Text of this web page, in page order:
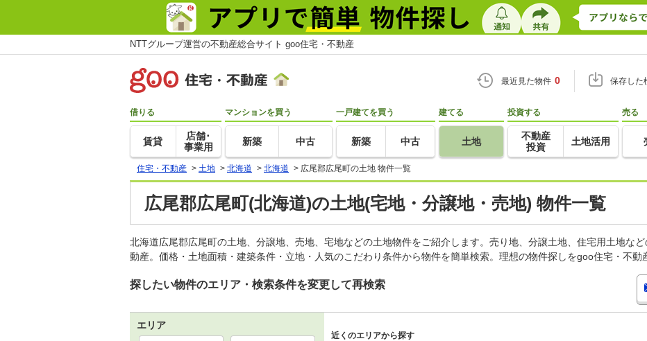
NTTグループ運営の不動産総合サイト goo住宅・不動産
最近見た物件 0 保存した
借りる
賃貸
店舗･
事業用
マンションを買う
新築 中古
一戸建てを買う
新築 中古
建てる
土地
投資する
不動産
投資
土地活用
売る
住宅・不動産 > 土地 > 北海道 > 北海道 > 広尾郡広尾町の土地 物件一覧
広尾郡広尾町(北海道)の土地(宅地・分譲地・売地) 物件一覧
北海道広尾郡広尾町の土地、分譲地、売地、宅地などの土地物件をご紹介します。売り地、分譲土地、住宅用土地な
動産。価格・土地面積・建築条件・立地・人気のこだわり条件から物件を簡単検索。理想の物件探しをgoo住宅・不動
探したい物件のエリア・検索条件を変更して再検索
エリア
近くのエリアから探す